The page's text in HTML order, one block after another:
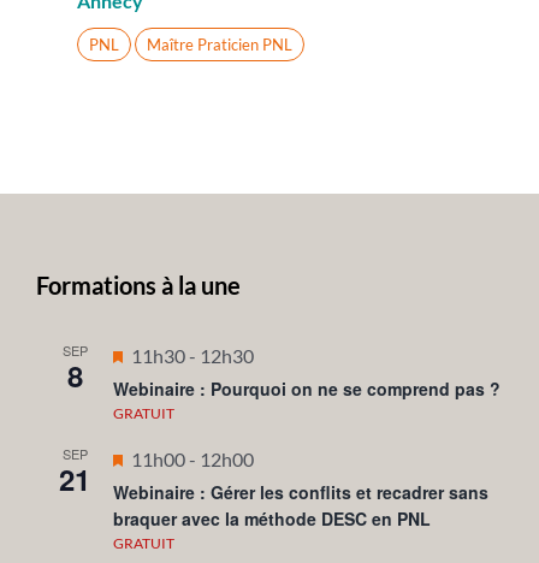
PNL Maître Praticien PNL
Formations à la une
SEP
8
Mis
en
avant
11h30- 12h30
Webinaire : Pourquoi on ne se comprend pas ?
GRATUIT
SEP
21
Mis
en
avant
11h00- 12h00
Webinaire : Gérer les conflits et recadrer sans
braquer avec la méthode DESC en PNL
GRATUIT